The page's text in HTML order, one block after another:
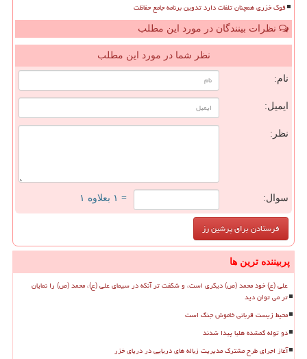
فوک خزری همچنان تلفات دارد تدوین برنامه جامع حفاظت
نظرات بینندگان در مورد این مطلب
نظر شما در مورد این مطلب
نام:
ایمیل:
نظر:
سوال: = ۱ بعلاوه ۱
پربیننده ترین ها
علی (ع) خود محمد (ص) دیگری است، و شگفت تر آنکه در سیمای علی (ع)، محمد (ص) را نمایان
تر می توان دید
محیط زیست قربانی خاموش جنگ است
دو توله گمشده هلیا پیدا شدند
آغاز اجرای طرح مشترک مدیریت زباله های دریایی در دریای خزر